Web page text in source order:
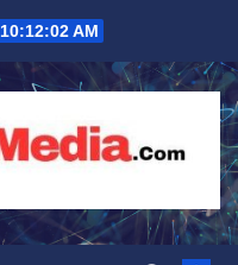
10:12:04 AM